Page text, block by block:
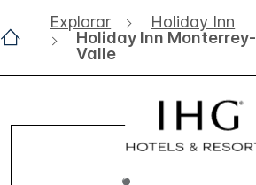
Explorar
Holiday Inn
Holiday Inn Monterrey-
Valle